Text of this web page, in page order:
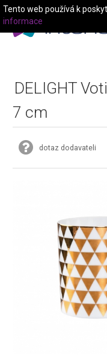
DELIGHT
7 cm
dotaz dodavateli
Tento web používá k
informace